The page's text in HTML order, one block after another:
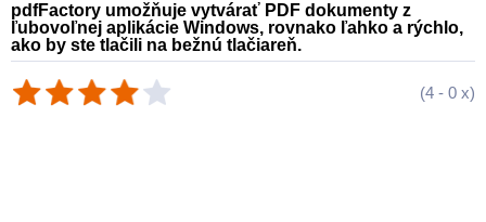
pdfFactory umožňuje vytvárať PDF dokumenty z
ľubovoľnej aplikácie Windows, rovnako ľahko a rýchlo,
ako by ste tlačili na bežnú tlačiareň.
(4 - 0 x)